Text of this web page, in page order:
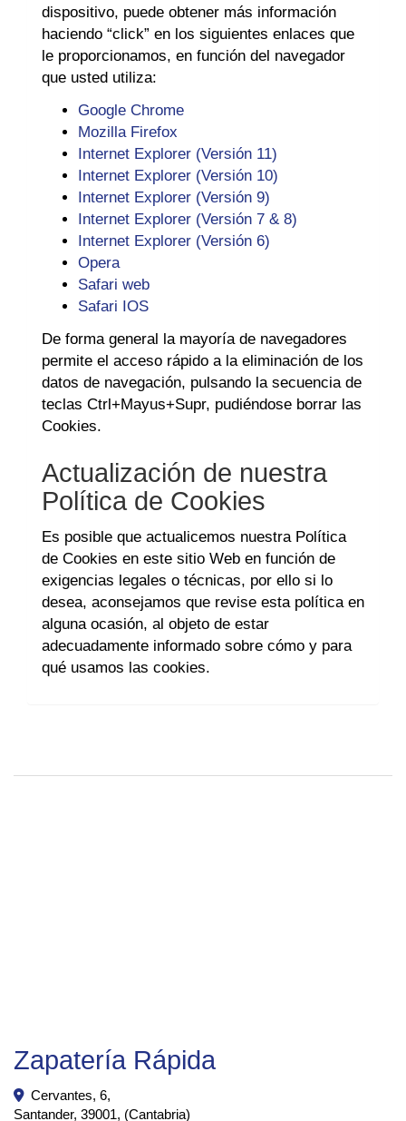
dispositivo, puede obtener más información
haciendo “click” en los siguientes enlaces que
le proporcionamos, en función del navegador
que usted utiliza:
Google Chrome
Mozilla Firefox
Internet Explorer (Versión 11)
Internet Explorer (Versión 10)
Internet Explorer (Versión 9)
Internet Explorer (Versión 7 & 8)
Internet Explorer (Versión 6)
Opera
Safari web
Safari IOS
De forma general la mayoría de navegadores
permite el acceso rápido a la eliminación de los
datos de navegación, pulsando la secuencia de
teclas Ctrl+Mayus+Supr, pudiéndose borrar las
Cookies.
Actualización de nuestra
Política de Cookies
Es posible que actualicemos nuestra Política
de Cookies en este sitio Web en función de
exigencias legales o técnicas, por ello si lo
desea, aconsejamos que revise esta política en
alguna ocasión, al objeto de estar
adecuadamente informado sobre cómo y para
qué usamos las cookies.
Zapatería Rápida
Cervantes, 6,
Santander, 39001, (Cantabria)